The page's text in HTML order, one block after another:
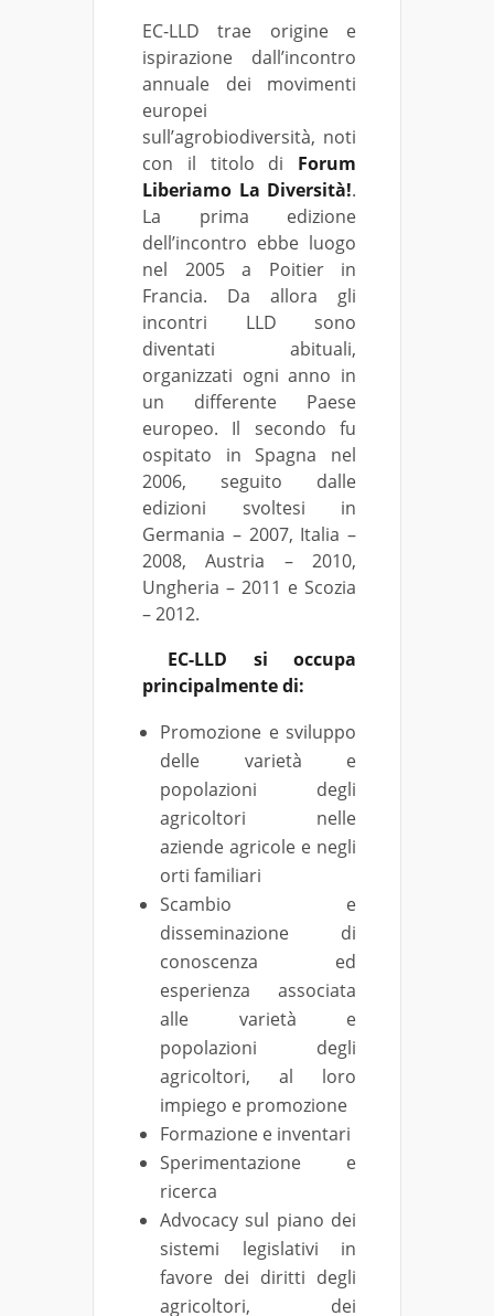
EC-LLD trae origine e
ispirazione dall’incontro
annuale dei movimenti
europei
sull’agrobiodiversità, noti
con il titolo di Forum
Liberiamo La Diversità!.
La prima edizione
dell’incontro ebbe luogo
nel 2005 a Poitier in
Francia. Da allora gli
incontri LLD sono
diventati abituali,
organizzati ogni anno in
un differente Paese
europeo. Il secondo fu
ospitato in Spagna nel
2006, seguito dalle
edizioni svoltesi in
Germania – 2007, Italia –
2008, Austria – 2010,
Ungheria – 2011 e Scozia
– 2012.
EC-LLD si occupa
principalmente di:
Promozione e sviluppo
delle varietà e
popolazioni degli
agricoltori nelle
aziende agricole e negli
orti familiari
Scambio e
disseminazione di
conoscenza ed
esperienza associata
alle varietà e
popolazioni degli
agricoltori, al loro
impiego e promozione
Formazione e inventari
Sperimentazione e
ricerca
Advocacy sul piano dei
sistemi legislativi in
favore dei diritti degli
agricoltori, dei